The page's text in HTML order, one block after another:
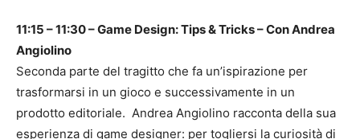
11:15 – 11:30 – Game Design: Tips & Tricks – Con Andrea
Angiolino
Seconda parte del tragitto che fa un’ispirazione per
trasformarsi in un gioco e successivamente in un
prodotto editoriale. Andrea Angiolino racconta della sua
esperienza di game designer: per togliersi la curiosità di